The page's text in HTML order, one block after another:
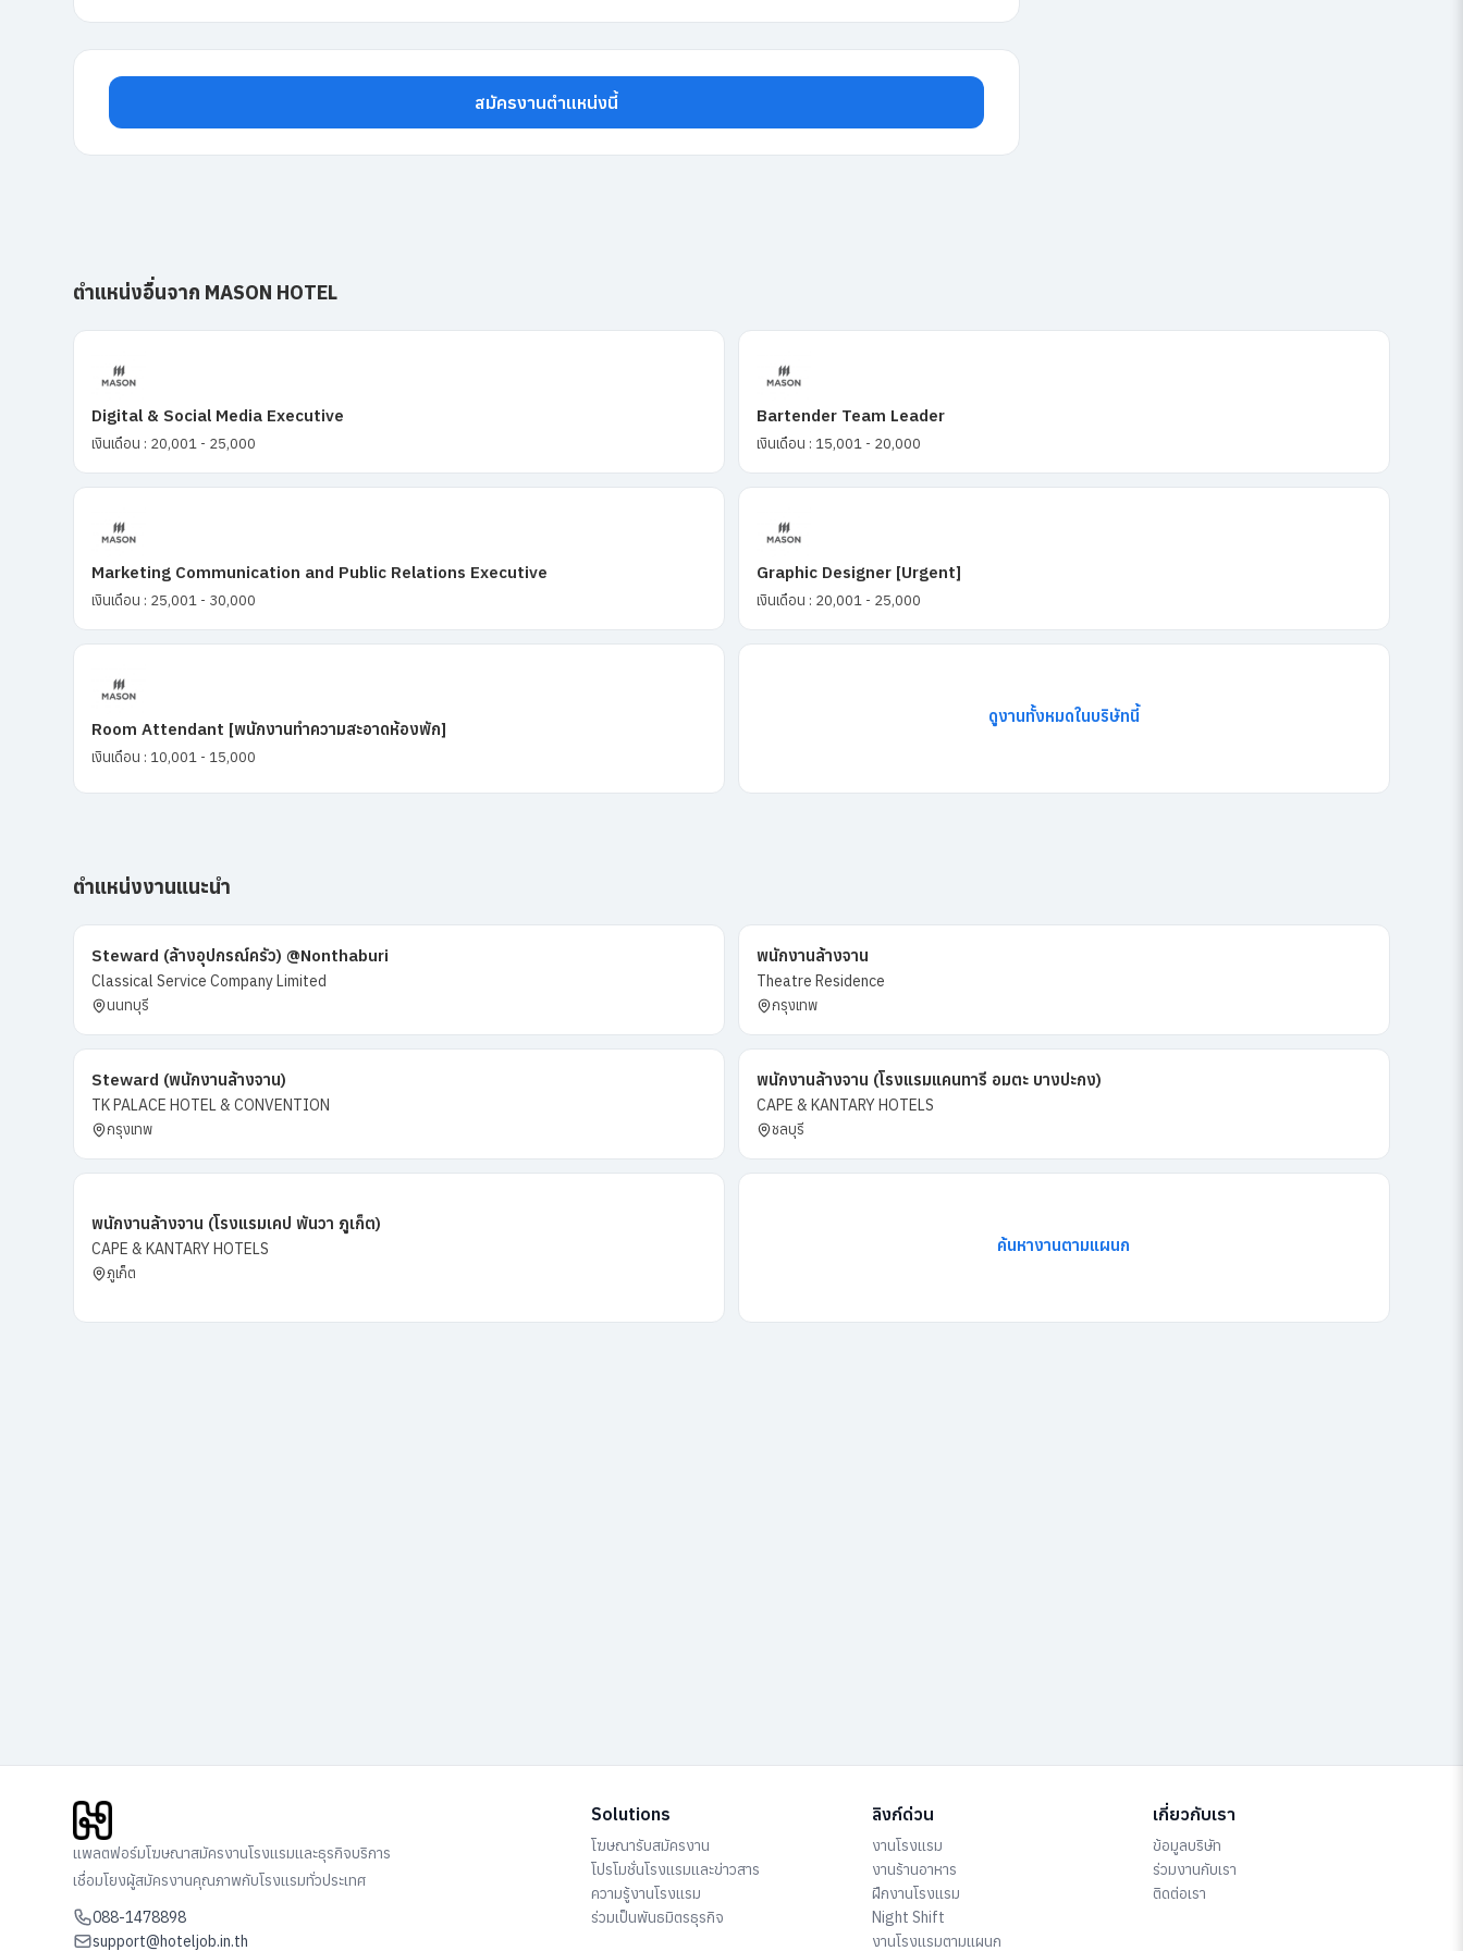
สมัครงานตำแหน่งนี้
ตำแหน่งอื่นจาก MASON HOTEL
Digital & Social Media Executive
เงินเดือน : 20,001 - 25,000
Bartender Team Leader
เงินเดือน : 15,001 - 20,000
Marketing Communication and Public Relations Executive
เงินเดือน : 25,001 - 30,000
Graphic Designer [Urgent]
เงินเดือน : 20,001 - 25,000
Room Attendant [พนักงานทำความสะอาดห้องพัก]
เงินเดือน : 10,001 - 15,000
ดูงานทั้งหมดในบริษัทนี้
ตำแหน่งงานแนะนำ
Steward (ล้างอุปกรณ์ครัว) @Nonthaburi
Classical Service Company Limited
นนทบุรี
พนักงานล้างจาน
Theatre Residence
กรุงเทพ
Steward (พนักงานล้างจาน)
TK PALACE HOTEL & CONVENTION
กรุงเทพ
พนักงานล้างจาน (โรงแรมแคนทารี อมตะ บางปะกง)
CAPE & KANTARY HOTELS
ชลบุรี
พนักงานล้างจาน (โรงแรมเคป พันวา ภูเก็ต)
CAPE & KANTARY HOTELS
ภูเก็ต
ค้นหางานตามแผนก
แพลตฟอร์มโฆษณาสมัครงานโรงแรมและธุรกิจบริการ
เชื่อมโยงผู้สมัครงานคุณภาพกับโรงแรมทั่วประเทศ
088-1478898
support@hoteljob.in.th
Solutions
โฆษณารับสมัครงาน
โปรโมชั่นโรงแรมและข่าวสาร
ความรู้งานโรงแรม
ร่วมเป็นพันธมิตรธุรกิจ
ลิงก์ด่วน
งานโรงแรม
งานร้านอาหาร
ฝึกงานโรงแรม
Night Shift
งานโรงแรมตามแผนก
เกี่ยวกับเรา
ข้อมูลบริษัท
ร่วมงานกับเรา
ติดต่อเรา